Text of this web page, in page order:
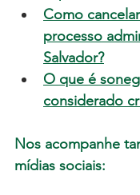
Como
processo
Salvador?
O que é
considerado
Nos acompanhe
mídias sociais: